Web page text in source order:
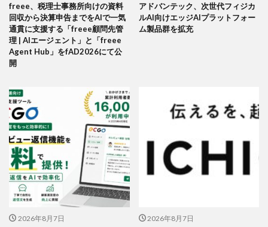
freee、税理士事務所向けの資料
回収から決算申告までをAIで一気
通貫に支援する「freee顧問先管
理 | AIエージェント」と「freee
Agent Hub」をfAD2026にて公
開
アドバンテック、次世代フィジカ
ルAI向けエッジAIプラットフォー
ム製品群を拡充
2026年8月7日 2026年8月7日